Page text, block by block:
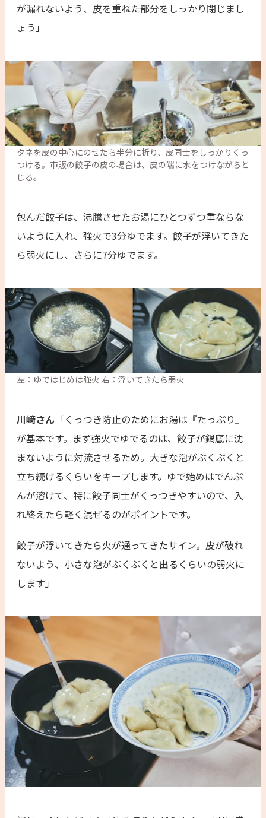
が漏れないよう、皮を重ねた部分をしっかり閉じまし
ょう」
タネを皮の中心にのせたら半分に折り、皮同士をしっかりくっ
つける。市販の餃子の皮の場合は、皮の端に水をつけながらと
じる。
包んだ餃子は、沸騰させたお湯にひとつずつ重ならな
いように入れ、強火で3分ゆでます。餃子が浮いてきた
ら弱火にし、さらに7分ゆでます。
川﨑さん 「くっつき防止のためにお湯は『たっぷり』
が基本です。まず強火でゆでるのは、餃子が鍋底に沈
まないように対流させるため。大きな泡がぶくぶくと
立ち続けるくらいをキープします。ゆで始めはでんぷ
んが溶けて、特に餃子同士がくっつきやすいので、入
れ終えたら軽く混ぜるのがポイントです。
餃子が浮いてきたら火が通ってきたサイン。皮が破れ
ないよう、小さな泡がぷくぷくと出るくらいの弱火に
します」